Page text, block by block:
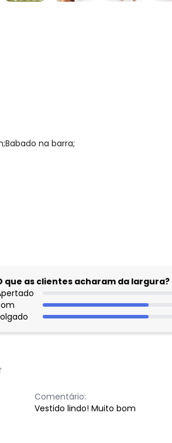
na barra;
que as clientes acharam da largura?
Comentário:
Vestido lindo! Muito bom